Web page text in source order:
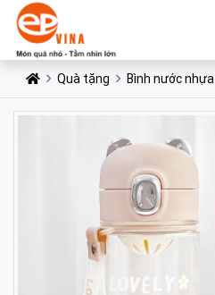
Quà tặng Bình nước nhựa